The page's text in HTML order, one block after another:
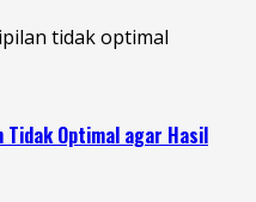
Tidak Optimal agar Hasil